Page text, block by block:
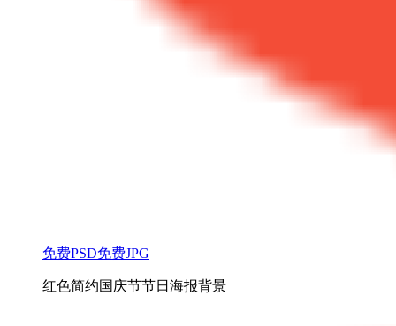
免费PSD免费JPG
红色简约国庆节节日海报背景